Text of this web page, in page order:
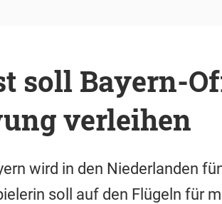
soll Bayern-
verleihen
wird in den Niederlanden
soll auf den Flügeln für